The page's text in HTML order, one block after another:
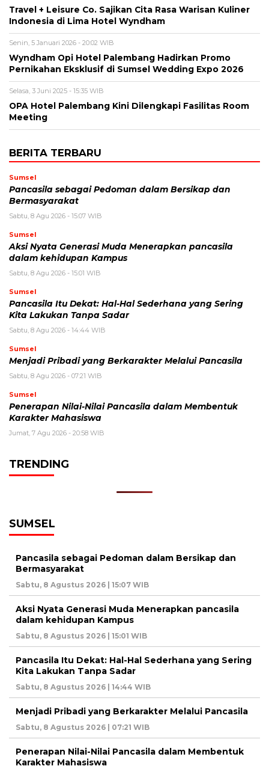
Travel + Leisure Co. Sajikan Cita Rasa Warisan Kuliner
Indonesia di Lima Hotel Wyndham
Senin, 5 Januari 2026 - 20:02 WIB
Wyndham Opi Hotel Palembang Hadirkan Promo
Pernikahan Eksklusif di Sumsel Wedding Expo 2026
Selasa, 3 Juni 2025 - 15:35 WIB
OPA Hotel Palembang Kini Dilengkapi Fasilitas Room
Meeting
BERITA TERBARU
Sumsel
Pancasila sebagai Pedoman dalam Bersikap dan
Bermasyarakat
Sabtu, 8 Agu 2026 - 15:07 WIB
Sumsel
Aksi Nyata Generasi Muda Menerapkan pancasila
dalam kehidupan Kampus
Sabtu, 8 Agu 2026 - 15:01 WIB
Sumsel
Pancasila Itu Dekat: Hal-Hal Sederhana yang Sering
Kita Lakukan Tanpa Sadar
Sabtu, 8 Agu 2026 - 14:44 WIB
Sumsel
Menjadi Pribadi yang Berkarakter Melalui Pancasila
Sabtu, 8 Agu 2026 - 07:21 WIB
Sumsel
Penerapan Nilai-Nilai Pancasila dalam Membentuk
Karakter Mahasiswa
Jumat, 7 Agu 2026 - 20:58 WIB
TRENDING
SUMSEL
Pancasila sebagai Pedoman dalam Bersikap dan
Bermasyarakat
Sabtu, 8 Agustus 2026 | 15:07 WIB
Aksi Nyata Generasi Muda Menerapkan pancasila
dalam kehidupan Kampus
Sabtu, 8 Agustus 2026 | 15:01 WIB
Pancasila Itu Dekat: Hal-Hal Sederhana yang Sering
Kita Lakukan Tanpa Sadar
Sabtu, 8 Agustus 2026 | 14:44 WIB
Menjadi Pribadi yang Berkarakter Melalui Pancasila
Sabtu, 8 Agustus 2026 | 07:21 WIB
Penerapan Nilai-Nilai Pancasila dalam Membentuk
Karakter Mahasiswa